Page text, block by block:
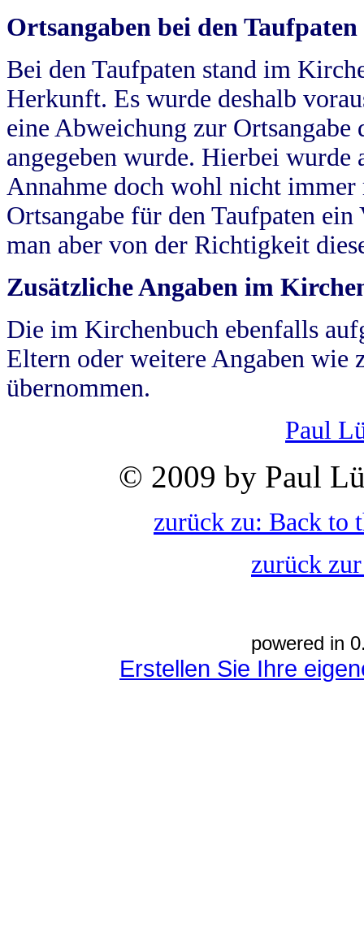
Ortsangaben bei den Taufpaten
Bei den Taufpaten stand im
Herkunft. Es wurde deshalb
eine Abweichung zur
angegeben wurde. Hierbei wurde
Annahme doch wohl nicht
Ortsangabe für den Taufpaten
man aber von der Richtigkeit
Zusätzliche Angaben im
Die im Kirchenbuch ebenfalls
Eltern oder weitere Angaben wie
übernommen.
Paul
© 2009 by Paul
zurück zu: Back to
zurück
powered in
Erstellen Sie Ihre